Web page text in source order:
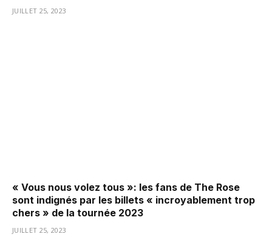
JUILLET 25, 2023
« Vous nous volez tous »: les fans de The Rose
sont indignés par les billets « incroyablement trop
chers » de la tournée 2023
JUILLET 25, 2023